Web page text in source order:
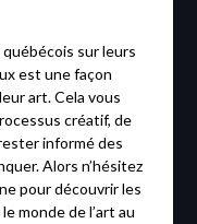
sur leurs
est une façon
art. Cela vous
créatif, de
informé des
Alors n’hésitez
pour découvrir les
monde de l’art au